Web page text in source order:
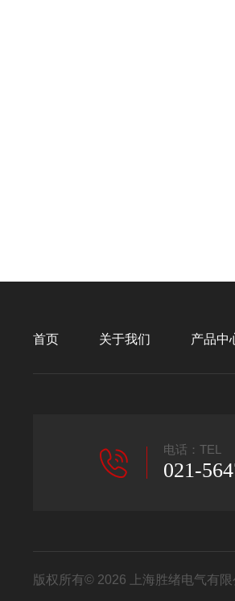
首页 关于我们 产品中
电话：TEL
021-
版权所有© 2026 上海胜绪电气有